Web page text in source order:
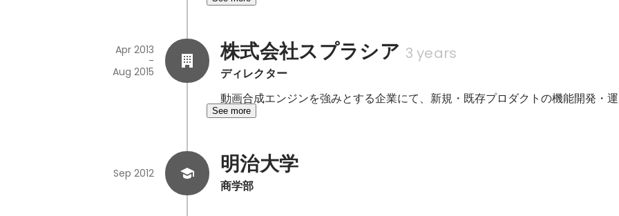
株式会社スプラシア 3 years
ディレクター
Apr 2013
-
Aug 2015
動画合成エンジンを強みとする企業にて、新規・既存プロダクトの機能開発・運
See more
明治大学
商学部
Sep 2012